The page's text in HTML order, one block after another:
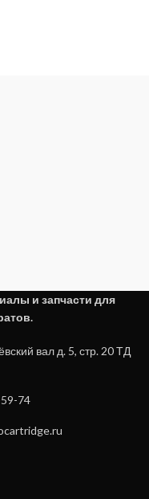
и запчасти для
вал д. 5, стр. 20 ТД
74